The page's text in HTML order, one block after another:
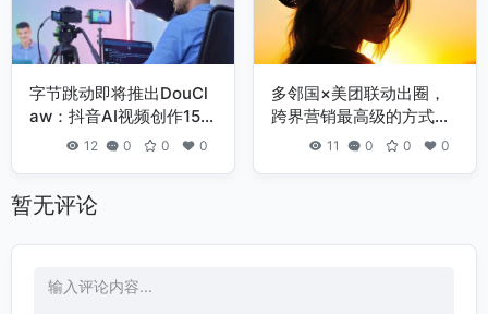
字节跳动即将推出DouCl
aw：抖音AI视频创作15分
钟出片 12 0 0 0
多邻国×美团联动出圈，
跨界营销最高级的方式原
来是这个
11 0 0 0
暂无评论